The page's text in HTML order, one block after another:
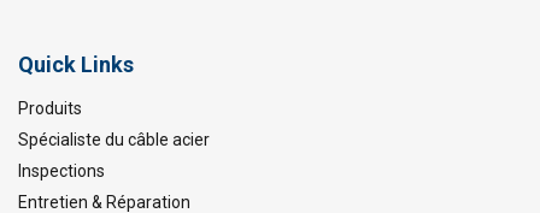
Quick Links
Produits
Spécialiste du câble acier
Inspections
Entretien & Réparation